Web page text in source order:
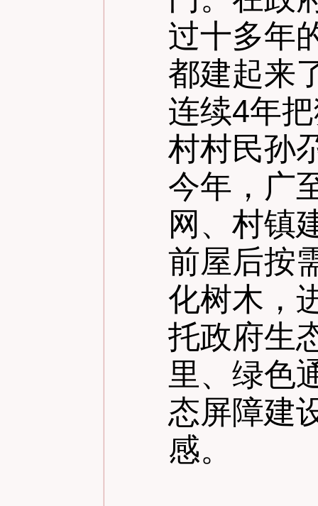
过十多年
都建起来
连续4年
村村民孙
今年，广
网、村镇
前屋后按
化树木，
托政府生
里、绿色
态屏障建
感。